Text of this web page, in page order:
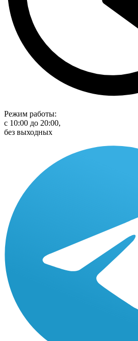
Режим работы:
с 10:00 до 20:00,
без выходных